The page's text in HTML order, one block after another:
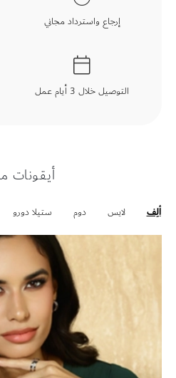
إرجاع واسترداد مجاني
التوصيل خلال 3 أيام عمل
أيقونات
ألِف لايس دوم ستيلا دورو